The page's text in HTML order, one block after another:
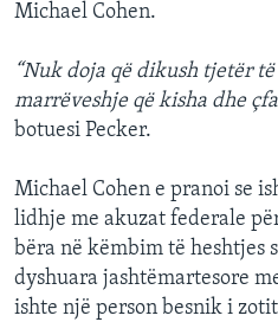
Michael Cohen.
“Nuk doja që dikush tjetër
marrëveshje që kisha dhe
botuesi Pecker.
Michael Cohen e pranoi se
lidhje me akuzat federale
bëra në këmbim të heshtjes
dyshuara jashtëmartesore
ishte një person besnik i